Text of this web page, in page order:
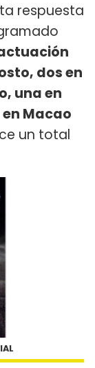
respuesta
dos en
una en
Macao
un total